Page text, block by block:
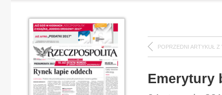
POPRZEDNI ARTYKUŁ Z
Emerytury